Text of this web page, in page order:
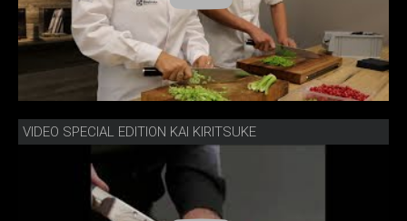
VIDEO SPECIAL EDITION KAI KIRITSUKE